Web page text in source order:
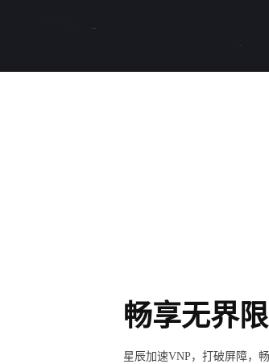
畅享无界
星辰加速VNP，打破屏障，